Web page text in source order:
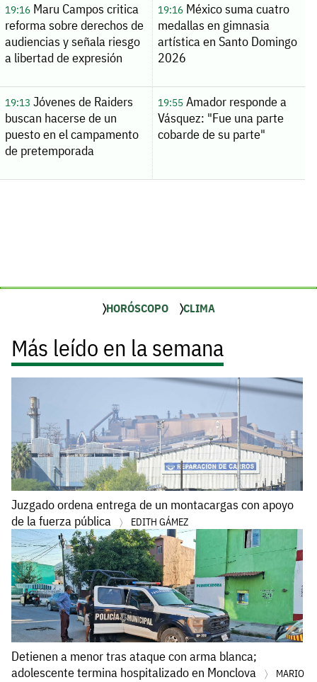
19:16Maru Campos critica
reforma sobre derechos de
audiencias y señala riesgo
a libertad de expresión
19:16México suma cuatro
medallas en gimnasia
artística en Santo Domingo
2026
19:13 Jóvenes de Raiders
buscan hacerse de un
puesto en el campamento
de pretemporada
19:55Amador responde a
Vásquez: "Fue una parte
cobarde de su parte"
HORÓSCOPO CLIMA
Más leído en la semana
Juzgado ordena entrega de un montacargas con apoyo
de la fuerza pública
EDITH GÁMEZ
Detienen a menor tras ataque con arma blanca;
adolescente termina hospitalizado en Monclova
MARIO